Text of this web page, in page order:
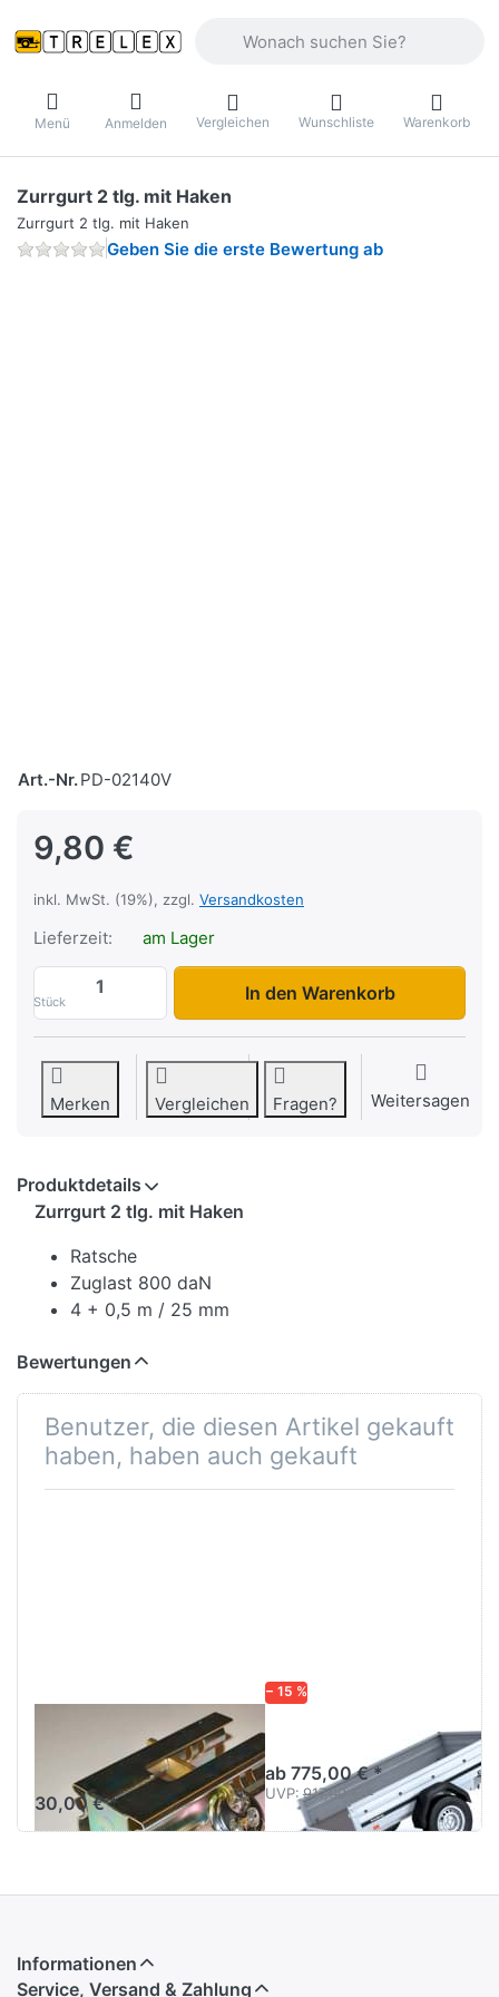
Menü Anmelden Vergleichen Wunschliste Warenkorb
Zurrgurt 2 tlg. mit Haken
Zurrgurt 2 tlg. mit Haken
Geben Sie die erste Bewertung ab
Art.-Nr.PD-02140V
9,80 €
inkl. MwSt. (19%), zzgl. Versandkosten
Lieferzeit: am Lager
Stück
Zurrgurt 2 tlg. mit Haken zu 9,80 €,
In den Warenkorb
Merken Vergleichen Fragen? Weitersagen
Produktdetails
Zurrgurt 2 tlg. mit Haken
Ratsche
Zuglast 800 daN
4 + 0,5 m / 25 mm
Bewertungen
Benutzer, die diesen Artikel gekauft
haben, haben auch gekauft
ALBE Safety Box
Standard
30,00 € *
− 15 %
ab 775,00 € *
UVP: 917,00 € *
Informationen
Service, Versand & Zahlung